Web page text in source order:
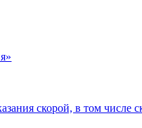
скорой, в том числе